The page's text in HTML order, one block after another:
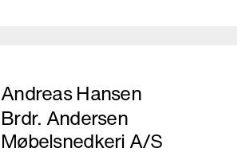
Andreas Hansen
Brdr. Andersen
Møbelsnedkeri A/S